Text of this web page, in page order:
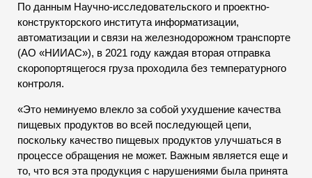
По данным Научно-исследовательского и проектно-
конструкторского института информатизации,
автоматизации и связи на железнодорожном транспорте
(АО «НИИАС»), в 2021 году каждая вторая отправка
скоропортящегося груза проходила без температурного
контроля.
«Это неминуемо влекло за собой ухудшение качества
пищевых продуктов во всей последующей цепи,
поскольку качество пищевых продуктов улучшаться в
процессе обращения не может. Важным является еще и
то, что вся эта продукция с нарушениями была принята